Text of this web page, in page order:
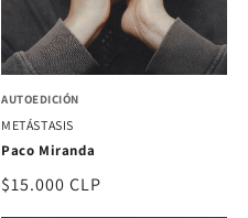
AUTOEDICIÓN
METÁSTASIS
Paco Miranda
Precio
$15.000 CLP